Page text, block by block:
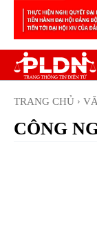
TRANG CHỦ
CÔNG